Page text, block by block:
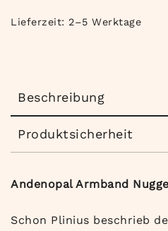
Lieferzeit: 2–5 Werktage
Beschreibung
Produktsicherheit
Andenopal Armband
Schon Plinius beschrieb